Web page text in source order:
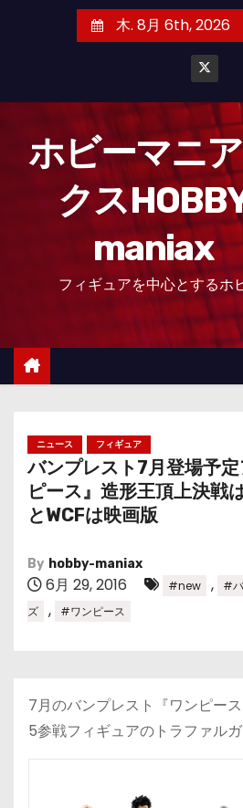
木. 8月 6th, 2026
ホビーマニ
クス
maniax
フィギュアを中心とするホ
ニュース フィギュア
バンプレスト7月登場予
ピース』造形王頂上決戦
とWCFは映画版
By hobby-maniax
6月 29, 2016 #new , #
ズ
, #ワンピース
7月のバンプレスト『ワンピー
5参戦フィギュアのトラファル